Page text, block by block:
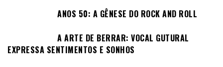
ANOS 50: A GÊNESE DO ROCK AND ROLL
A ARTE DE BERRAR: VOCAL GUTURAL
EXPRESSA SENTIMENTOS E SONHOS